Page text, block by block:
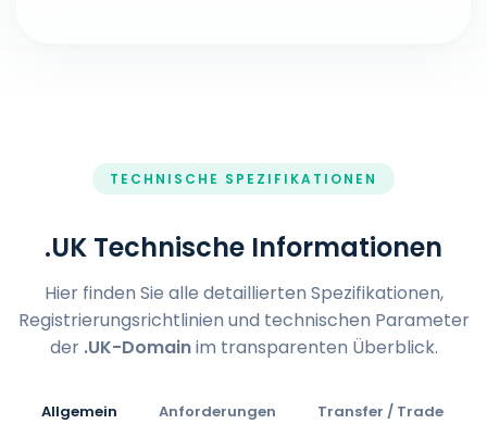
TECHNISCHE SPEZIFIKATIONEN
.UK Technische Informationen
Hier finden Sie alle detaillierten Spezifikationen,
Registrierungsrichtlinien und technischen Parameter
der .UK-Domainim transparenten Überblick.
Allgemein Anforderungen
Transfer / Trade